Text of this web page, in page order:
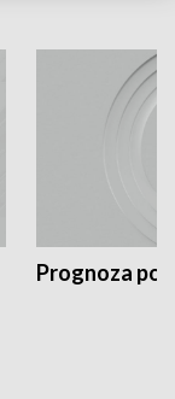
Prognoza